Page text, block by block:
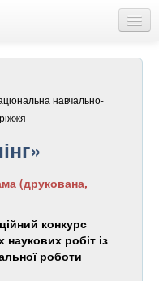
навчально-
(друкована,
конкурс
наукових робіт із
роботи